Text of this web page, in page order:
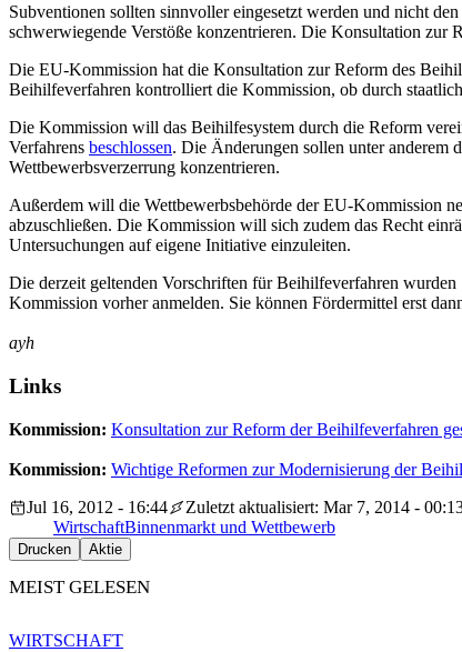
Subventionen sollten sinnvoller eingesetzt werden und nicht
schwerwiegende Verstöße konzentrieren. Die Konsultation zur
Die EU-Kommission hat die Konsultation zur Reform des
Beihilfeverfahren kontrolliert die Kommission, ob durch
Die Kommission will das Beihilfesystem durch die Reform
Verfahrens beschlossen. Die Änderungen sollen unter anderem
Wettbewerbsverzerrung konzentrieren.
Außerdem will die Wettbewerbsbehörde der EU-Kommission
abzuschließen. Die Kommission will sich zudem das Recht
Untersuchungen auf eigene Initiative einzuleiten.
Die derzeit geltenden Vorschriften für Beihilfeverfahren
Kommission vorher anmelden. Sie können Fördermittel erst
ayh
Links
Kommission: Konsultation zur Reform der Beihilfeverfahren
Kommission: Wichtige Reformen zur Modernisierung der
Jul 16, 2012 - 16:44
Zuletzt aktualisiert: Mar 7, 2014 -
WirtschaftBinnenmarkt und Wettbewerb
Drucken Aktie
MEIST GELESEN
WIRTSCHAFT